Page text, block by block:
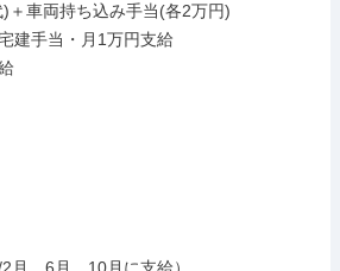
)＋車両持ち込み手当(各2万円)
建手当・月1万円支給